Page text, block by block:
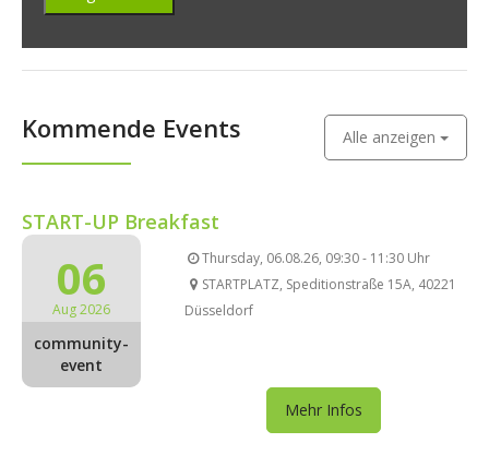
Kommende Events Alle anzeigen
START-UP Breakfast
06
Aug 2026
community-
event
Thursday, 06.08.26, 09:30 - 11:30 Uhr
STARTPLATZ, Speditionstraße 15A, 40221
Düsseldorf
Mehr Infos